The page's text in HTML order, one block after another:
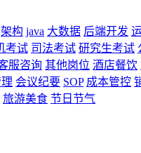
架构 java 大数据 后端开发
考试 司法考试 研究生考试
服咨询 其他岗位 酒店餐饮
会议纪要 SOP 成本管控
旅游美食 节日节气